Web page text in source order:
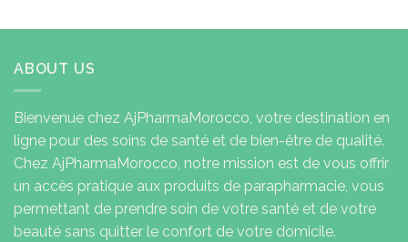
ABOUT US
Bienvenue chez AjPharmaMorocco, votre destination en
ligne pour des soins de santé et de bien-être de qualité.
Chez AjPharmaMorocco, notre mission est de vous offrir
un accès pratique aux produits de parapharmacie, vous
permettant de prendre soin de votre santé et de votre
beauté sans quitter le confort de votre domicile.